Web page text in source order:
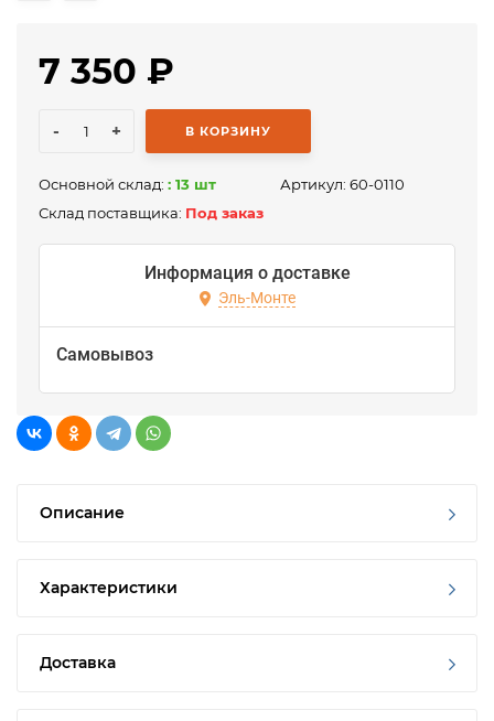
7 350 ₽
- + В КОРЗИНУ
Основной склад: : 13 шт
Склад поставщика: Под заказ
Артикул: 60-0110
Информация о доставке
Эль-Монте
Самовывоз
Описание
Характеристики
Доставка